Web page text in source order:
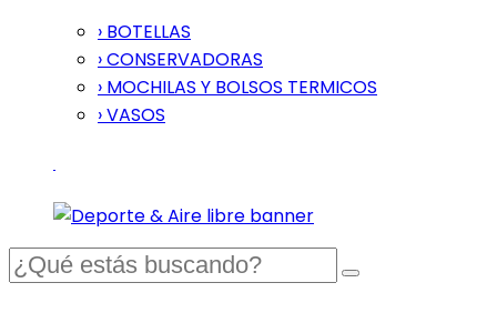
› BOTELLAS
› CONSERVADORAS
› MOCHILAS Y BOLSOS TERMICOS
› VASOS